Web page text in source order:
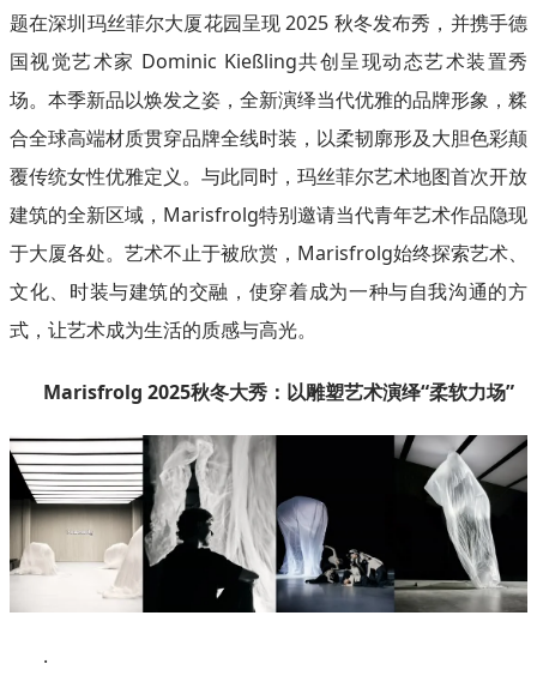
题在深圳玛丝菲尔大厦花园呈现 2025 秋冬发布秀，并携手德
国视觉艺术家 Dominic Kießling共创呈现动态艺术装置秀
场。本季新品以焕发之姿，全新演绎当代优雅的品牌形象，糅
合全球高端材质贯穿品牌全线时装，以柔韧廓形及大胆色彩颠
覆传统女性优雅定义。与此同时，玛丝菲尔艺术地图首次开放
建筑的全新区域，Marisfrolg特别邀请当代青年艺术作品隐现
于大厦各处。艺术不止于被欣赏，Marisfrolg始终探索艺术、
文化、时装与建筑的交融，使穿着成为一种与自我沟通的方
式，让艺术成为生活的质感与高光。
Marisfrolg 2025秋冬大秀：以雕塑艺术演绎“柔软力场”
.